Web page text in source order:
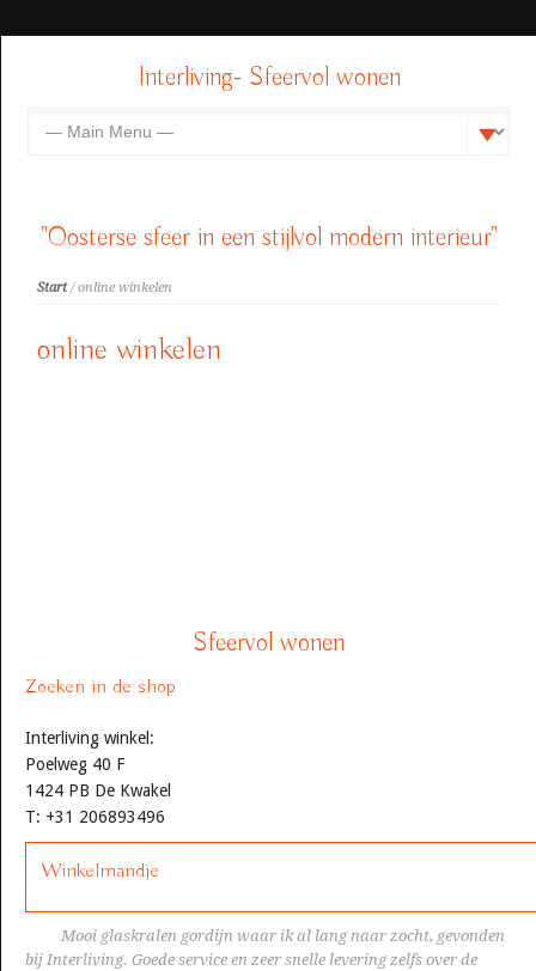
Interliving- Sfeervol wonen
"Oosterse sfeer in een stijlvol modern interieur"
Start/ online winkelen
online winkelen
Sfeervol wonen
Zoeken in de shop
Interliving winkel:
Poelweg 40 F
1424 PB De Kwakel
T: +31 206893496
Winkelmandje
Mooi glaskralen gordijn waar ik al lang naar zocht, gevonden
bij Interliving. Goede service en zeer snelle levering zelfs over de